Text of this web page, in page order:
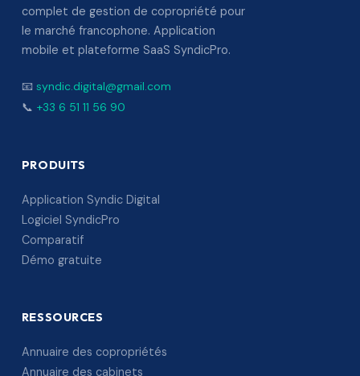
complet de gestion de copropriété pour
le marché francophone. Application
mobile et plateforme SaaS SyndicPro.
📧 syndic.digital@gmail.com
📞 +33 6 51 11 56 90
PRODUITS
Application Syndic Digital
Logiciel SyndicPro
Comparatif
Démo gratuite
RESSOURCES
Annuaire des copropriétés
Annuaire des cabinets